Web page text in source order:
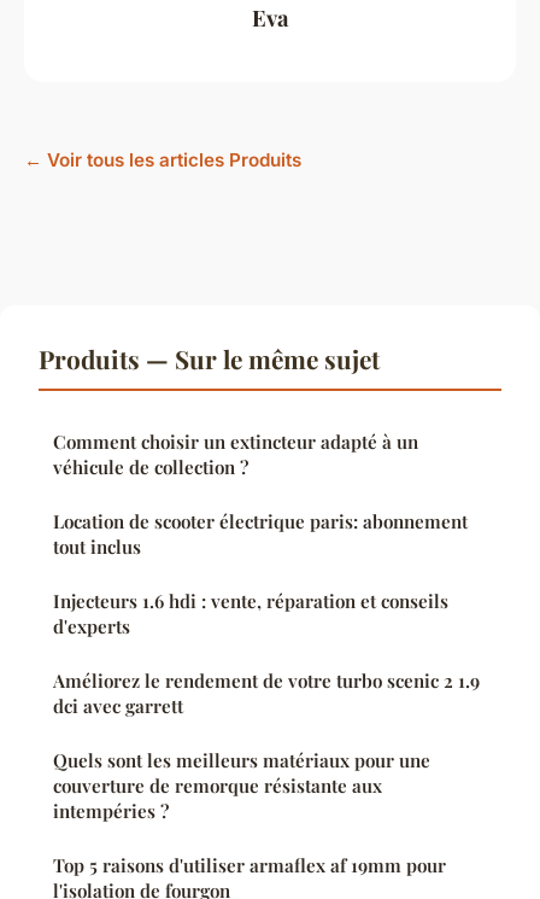
Eva
← Voir tous les articles Produits
Produits — Sur le même sujet
Comment choisir un extincteur adapté à un
véhicule de collection ?
Location de scooter électrique paris: abonnement
tout inclus
Injecteurs 1.6 hdi : vente, réparation et conseils
d'experts
Améliorez le rendement de votre turbo scenic 2 1.9
dci avec garrett
Quels sont les meilleurs matériaux pour une
couverture de remorque résistante aux
intempéries ?
Top 5 raisons d'utiliser armaflex af 19mm pour
l'isolation de fourgon